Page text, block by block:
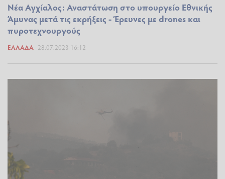
Νέα Αγχίαλος: Αναστάτωση στο υπουργείο Εθνικής
Άμυνας μετά τις εκρήξεις - Έρευνες με drones και
πυροτεχνουργούς
ΕΛΛΆΔΑ 28.07.2023 16:12